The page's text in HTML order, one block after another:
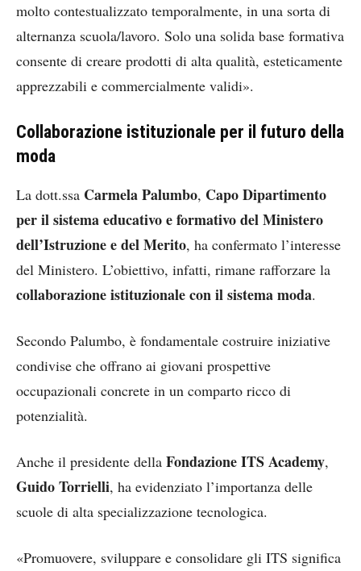
molto contestualizzato temporalmente, in una sorta di
alternanza scuola/lavoro. Solo una solida base formativa
consente di creare prodotti di alta qualità, esteticamente
apprezzabili e commercialmente validi».
Collaborazione istituzionale per il futuro della
moda
La dott.ssa Carmela Palumbo, Capo Dipartimento
per il sistema educativo e formativo del Ministero
dell’Istruzione e del Merito, ha confermato l’interesse
del Ministero. L’obiettivo, infatti, rimane rafforzare la
collaborazione istituzionale con il sistema moda.
Secondo Palumbo, è fondamentale costruire iniziative
condivise che offrano ai giovani prospettive
occupazionali concrete in un comparto ricco di
potenzialità.
Anche il presidente della Fondazione ITS Academy,
Guido Torrielli, ha evidenziato l’importanza delle
scuole di alta specializzazione tecnologica.
«Promuovere, sviluppare e consolidare gli ITS significa